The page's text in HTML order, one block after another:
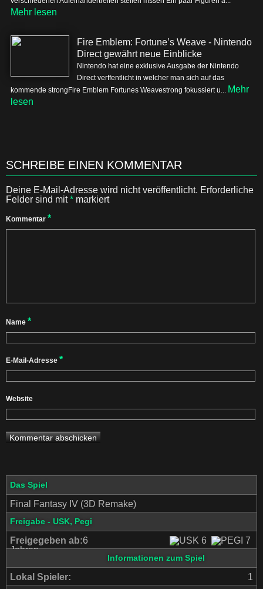
Mehr lesen
Fire Emblem: Fortune’s Weave - Nintendo
Direct gewährt neue Einblicke
Nintendo hat eine exklusive Ausgabe der Nintendo
Direct verffentlicht in welcher man sich auf das
kommende strongFire Emblem Fortunes Weavestrong fokussiert u... Mehr
lesen
SCHREIBE EINEN KOMMENTAR
Deine E-Mail-Adresse wird nicht veröffentlicht. Erforderliche
Felder sind mit* markiert
Kommentar *
Name *
E-Mail-Adresse *
Website
Das Spiel
Final Fantasy IV (3D Remake)
Freigabe - USK, Pegi
Freigegeben ab:6
Jahren
Informationen zum Spiel
Lokal Spieler:
1